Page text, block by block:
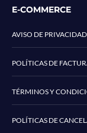
E-COMMERCE
AVISO DE PRIVACIDAD
POLÍTICAS DE
TÉRMINOS Y
POLÍTICAS DE